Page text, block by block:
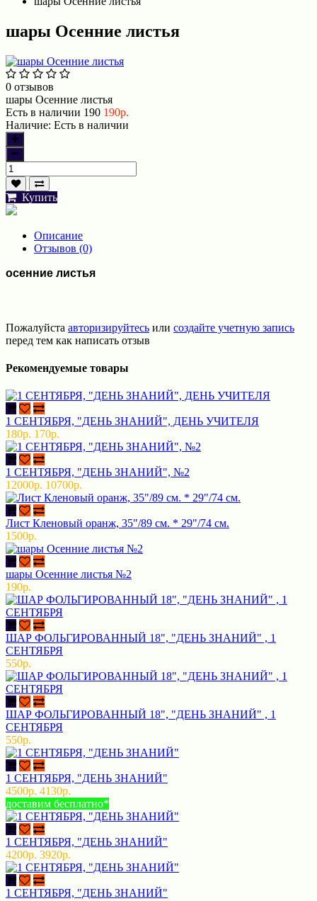
шары Осенние листья
0 отзывов
шары Осенние листья
Есть в наличии 190 190р.
Наличие: Есть в наличии
Купить
Описание
Отзывов (0)
осенние листья
Пожалуйста авторизируйтесь или создайте учетную запись
перед тем как написать отзыв
Рекомендуемые товары
1 СЕНТЯБРЯ, "ДЕНЬ ЗНАНИЙ", ДЕНЬ УЧИТЕЛЯ
180р. 170р.
1 СЕНТЯБРЯ, "ДЕНЬ ЗНАНИЙ", №2
12000р. 10700р.
Лист Кленовый оранж, 35"/89 см. * 29"/74 см.
1500р.
шары Осенние листья №2
190р.
ШАР ФОЛЬГИРОВАННЫЙ 18", "ДЕНЬ ЗНАНИЙ" , 1
СЕНТЯБРЯ
550р.
ШАР ФОЛЬГИРОВАННЫЙ 18", "ДЕНЬ ЗНАНИЙ" , 1
СЕНТЯБРЯ
550р.
1 СЕНТЯБРЯ, "ДЕНЬ ЗНАНИЙ"
4500р. 4130р.
доставим бесплатно*
1 СЕНТЯБРЯ, "ДЕНЬ ЗНАНИЙ"
4200р. 3920р.
1 СЕНТЯБРЯ, "ДЕНЬ ЗНАНИЙ"